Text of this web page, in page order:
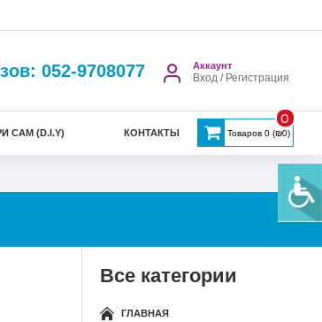
052-9708077 Аккаунт
Вход / Регистрация
САМ (D.I.Y) КОНТАКТЫ Товаров 0 (₪0)
0
Все категории
ГЛАВНАЯ